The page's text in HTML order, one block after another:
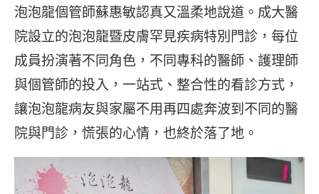
泡泡龍個管師蘇惠敏認真又溫柔地說道。成大醫
院設立的泡泡龍暨皮膚罕見疾病特別門診，每位
成員扮演著不同角色，不同專科的醫師、護理師
與個管師的投入，一站式、整合性的看診方式，
讓泡泡龍病友與家屬不用再四處奔波到不同的醫
院與門診，慌張的心情，也終於落了地。